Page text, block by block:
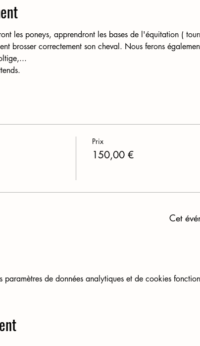
les poneys, apprendront les bases de l'équitation (
brosser correctement son cheval. Nous ferons
Prix
150,00 €
Cet
de données analytiques et de cookies